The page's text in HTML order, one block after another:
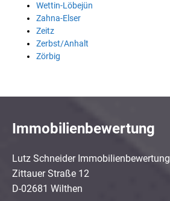
Wettin-Löbejün
Zahna-Elser
Zeitz
Zerbst/Anhalt
Zörbig
Immobilienbewertung
Lutz Schneider Immobilienbewertung
Zittauer Straße 12
D-02681 Wilthen